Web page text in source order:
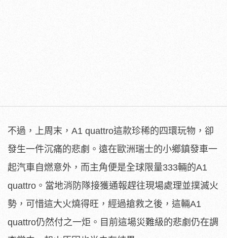
不過，上周末，A1 quattro這款珍稀的四環玩物，卻
發生一件沉痛的悲劇。遠在歐洲瑞士的小鄉鎮發車一
起汽車自燃意外，而主角便是全球限量333輛的A1
quattro。當地消防隊接獲通報趕往現場處理並撲滅火
勢，可惜這大火燒得旺，經過搶救之後，這輛A1
quattro仍然付之一炬。目前這場災難級的悲劇仍在調